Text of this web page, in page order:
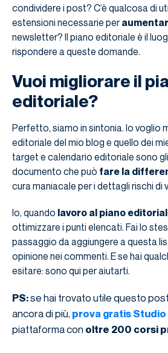
condividere i post? C’è qualcosa di
estensioni necessarie per
newsletter? Il piano editoriale è il
rispondere a queste domande.
Vuoi migliorare il
editoriale?
Perfetto, siamo in sintonia. Io voglio
editoriale del mio blog e quello dei
target e calendario editoriale sono
documento che può fare la
cura maniacale per i dettagli rischi di
Io, quando lavoro al piano
ottimizzare i punti elencati. Fai lo
passaggio da aggiungere a questa
opinione nei commenti. E se hai
esitare: sono qui per aiutarti.
PS:se hai trovato utile questo
ancora di più, prova gratis Studio
piattaforma con oltre 200 corsi